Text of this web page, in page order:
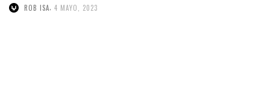
ROB ISA, 4 MAYO, 2023